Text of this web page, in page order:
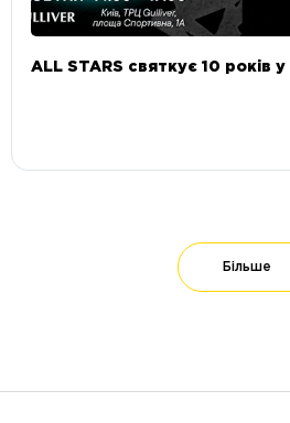
ALL STARS святкує 10 років
Більше